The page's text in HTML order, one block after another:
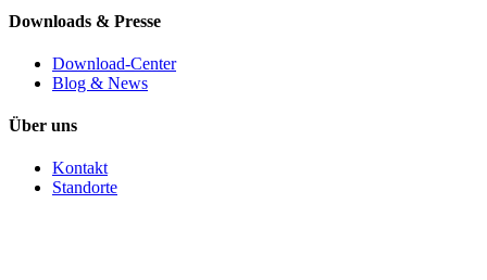
Downloads & Presse
Download-Center
Blog & News
Über uns
Kontakt
Standorte